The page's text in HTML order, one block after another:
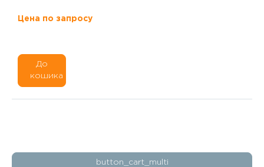
Цена по запросу
До
кошика
button_cart_multi